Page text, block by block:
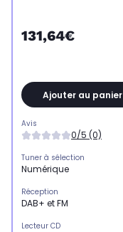
131,64€
Ajouter au panier
Avis
0/5 (0)
Tuner à sélection
Numérique
Réception
DAB+ et FM
Lecteur CD